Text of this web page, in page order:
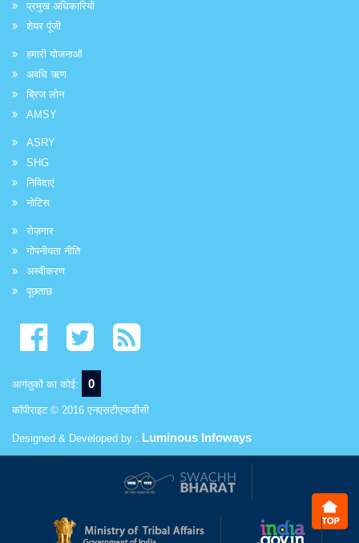
प्रमुख अधिकारियों
शेयर पूंजी
हमारी योजनाओं
अवधि ऋण
ब्रिज लोन
AMSY
ASRY
SHG
निविदाएं
नोटिस
रोज़गार
गोपनीयता नीति
अस्वीकरण
पूछताछ
आगंतुकों का कोई: 0
कॉपीराइट © 2016 एनएसटीएफडीसी
Designed & Developed by : Luminous Infoways